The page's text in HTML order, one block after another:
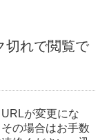
切れで閲覧で
が変更にな
の場合はお手数